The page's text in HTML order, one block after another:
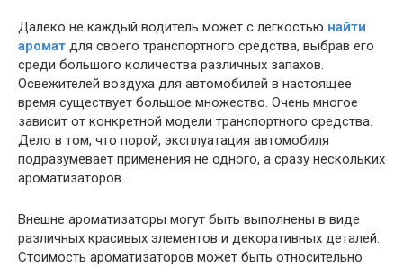
Далеко не каждый водитель может с легкостью найти
аромат для своего транспортного средства, выбрав его
среди большого количества различных запахов.
Освежителей воздуха для автомобилей в настоящее
время существует большое множество. Очень многое
зависит от конкретной модели транспортного средства.
Дело в том, что порой, эксплуатация автомобиля
подразумевает применения не одного, а сразу нескольких
ароматизаторов.
Внешне ароматизаторы могут быть выполнены в виде
различных красивых элементов и декоративных деталей.
Стоимость ароматизаторов может быть относительно